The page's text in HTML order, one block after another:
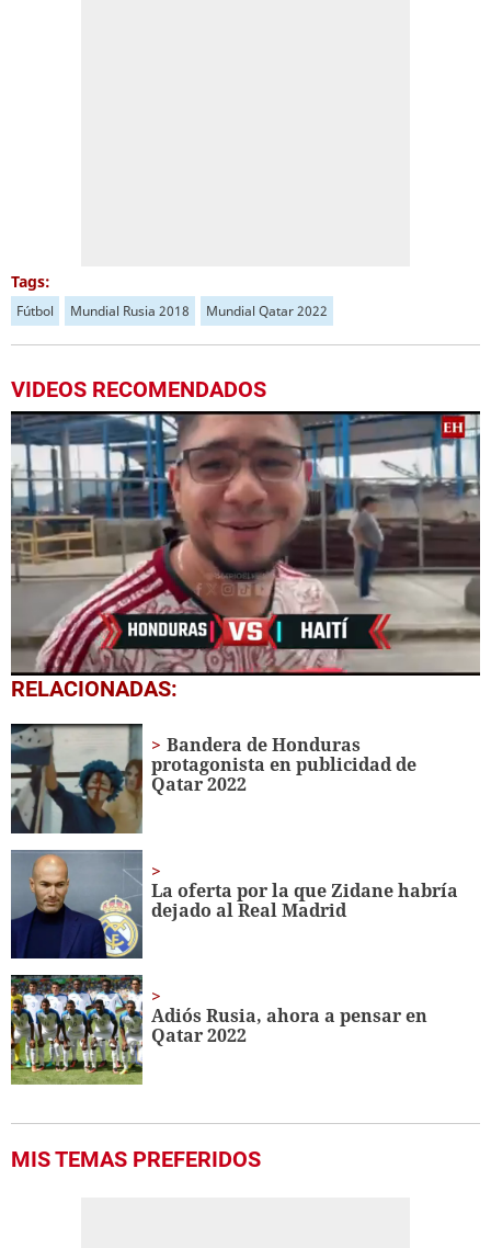
Tags:
Fútbol Mundial Rusia 2018 Mundial Qatar 2022
VIDEOS RECOMENDADOS
0
seconds
1
minute,
10
seconds
RELACIONADAS:
Bandera de Honduras
protagonista en publicidad de
Qatar 2022
La oferta por la que Zidane habría
dejado al Real Madrid
Adiós Rusia, ahora a pensar en
Qatar 2022
MIS TEMAS PREFERIDOS